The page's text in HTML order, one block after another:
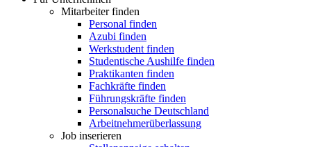
Mitarbeiter finden
Personal finden
Azubi finden
Werkstudent finden
Studentische Aushilfe finden
Praktikanten finden
Fachkräfte finden
Führungskräfte finden
Personalsuche Deutschland
Arbeitnehmerüberlassung
Job inserieren